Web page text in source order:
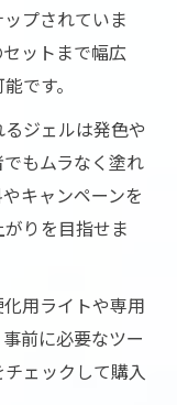
プされていま
ットまで幅広
です。
ジェルは発色や
もムラなく塗れ
キャンペーンを
りを目指せま
用ライトや専用
前に必要なツー
ェックして購入